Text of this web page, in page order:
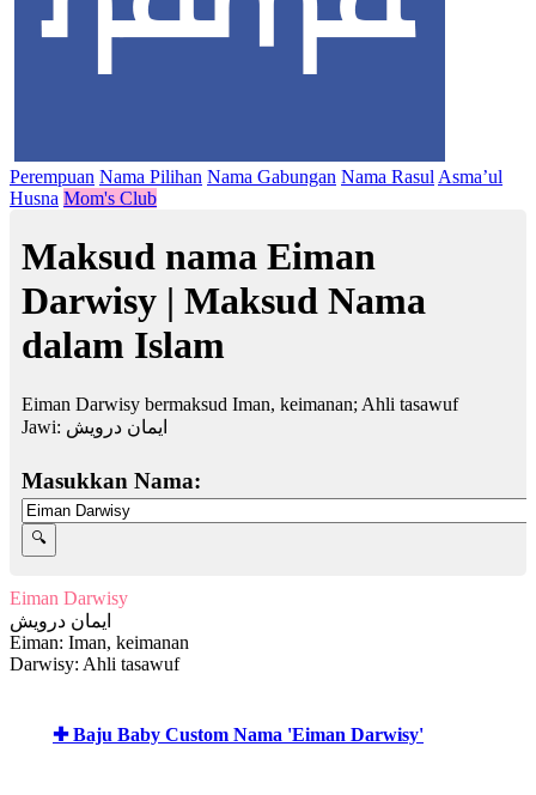
Perempuan Nama Pilihan Nama Gabungan Nama Rasul Asma’ul
Husna Mom's Club
Maksud nama Eiman
Darwisy | Maksud Nama
dalam Islam
Eiman Darwisy bermaksud Iman, keimanan; Ahli tasawuf
Jawi: ايمان درويش
Masukkan Nama:
Eiman Darwisy
ايمان درويش
Eiman: Iman, keimanan
Darwisy: Ahli tasawuf
✚ Baju Baby Custom Nama 'Eiman Darwisy'